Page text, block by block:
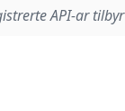
API-ar